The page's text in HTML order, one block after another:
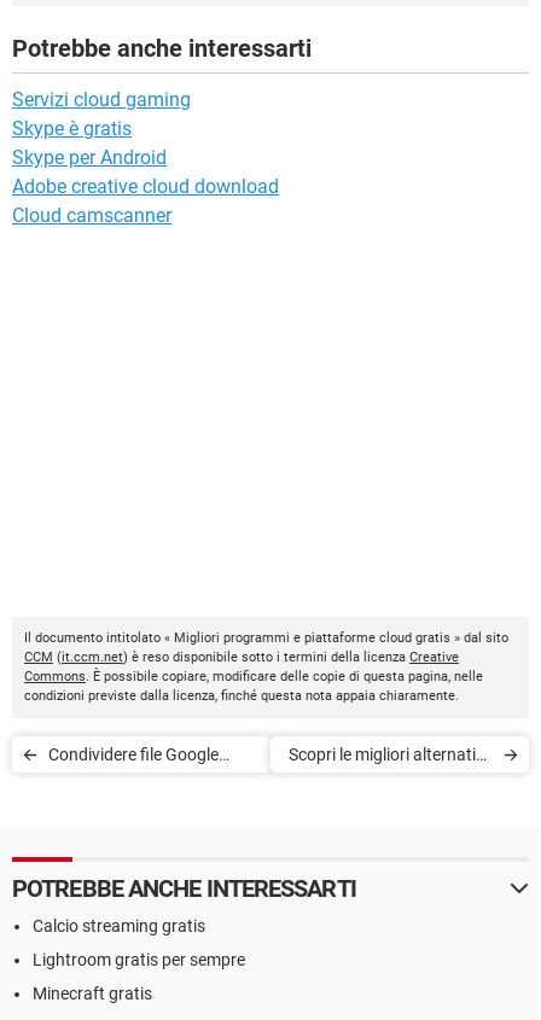
Potrebbe anche interessarti
Servizi cloud gaming
Skype è gratis
Skype per Android
Adobe creative cloud download
Cloud camscanner
Il documento intitolato « Migliori programmi e piattaforme cloud gratis » dal sito
CCM (it.ccm.net) è reso disponibile sotto i termini della licenza Creative
Commons. È possibile copiare, modificare delle copie di questa pagina, nelle
condizioni previste dalla licenza, finché questa nota appaia chiaramente.
Condividere file Google
Scopri le migliori alternative
POTREBBE ANCHE INTERESSARTI
Calcio streaming gratis
Lightroom gratis per sempre
Minecraft gratis